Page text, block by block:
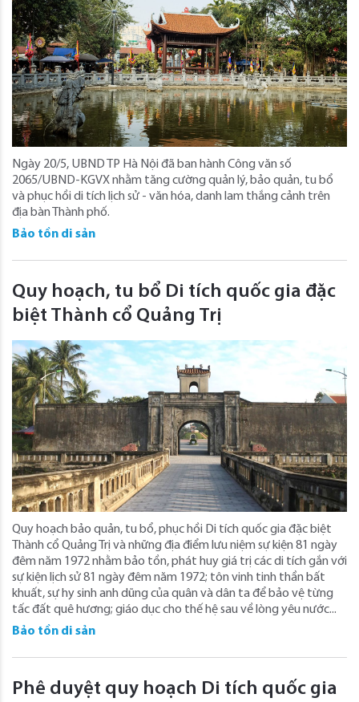
Ngày 20/5, UBND TP Hà Nội đã ban hành Công văn số
2065/UBND-KGVX nhằm tăng cường quản lý, bảo quản, tu bổ
và phục hồi di tích lịch sử - văn hóa, danh lam thắng cảnh trên
địa bàn Thành phố.
Bảo tồn di sản
Quy hoạch, tu bổ Di tích quốc gia đặc
biệt Thành cổ Quảng Trị
Quy hoạch bảo quản, tu bổ, phục hồi Di tích quốc gia đặc biệt
Thành cổ Quảng Trị và những địa điểm lưu niệm sự kiện 81 ngày
đêm năm 1972 nhằm bảo tồn, phát huy giá trị các di tích gắn với
sự kiện lịch sử 81 ngày đêm năm 1972; tôn vinh tinh thần bất
khuất, sự hy sinh anh dũng của quân và dân ta để bảo vệ từng
tấc đất quê hương; giáo dục cho thế hệ sau về lòng yêu nước...
Bảo tồn di sản
Phê duyệt quy hoạch Di tích quốc gia